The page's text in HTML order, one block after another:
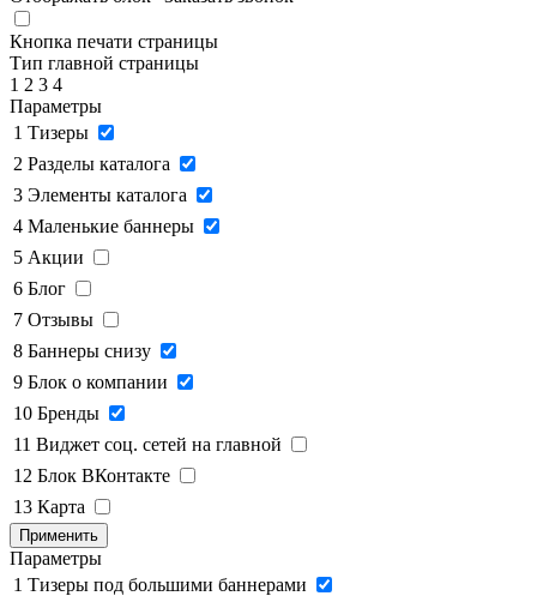
Кнопка печати страницы
Тип главной страницы
1 2 3 4
Параметры
1 Тизеры
2 Разделы каталога
3 Элементы каталога
4 Маленькие баннеры
5 Акции
6 Блог
7 Отзывы
8 Баннеры снизу
9 Блок о компании
10 Бренды
11 Виджет соц. сетей на главной
12 Блок ВКонтакте
13 Карта
Применить
Параметры
1 Тизеры под большими баннерами